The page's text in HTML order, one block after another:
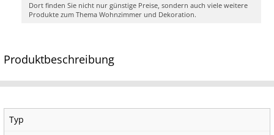
Dort finden Sie nicht nur günstige Preise, sondern auch viele weitere
Produkte zum Thema Wohnzimmer und Dekoration.
Produktbeschreibung
Typ